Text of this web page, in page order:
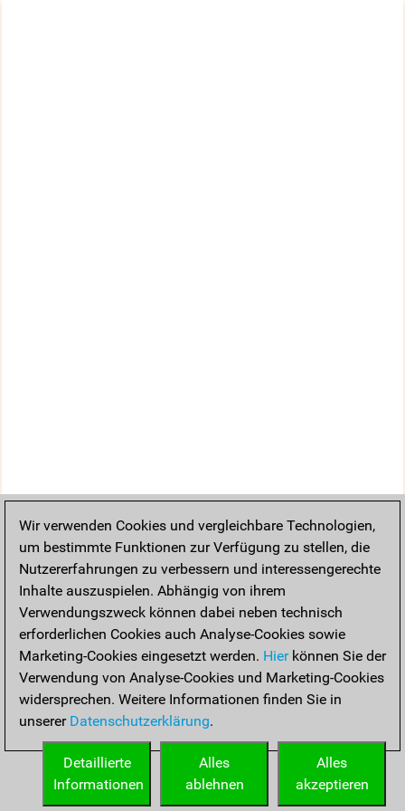
Wir verwenden Cookies und vergleichbare Technologien,
um bestimmte Funktionen zur Verfügung zu stellen, die
Nutzererfahrungen zu verbessern und interessengerechte
Inhalte auszuspielen. Abhängig von ihrem
Verwendungszweck können dabei neben technisch
erforderlichen Cookies auch Analyse-Cookies sowie
Marketing-Cookies eingesetzt werden. Hierkönnen Sie der
Verwendung von Analyse-Cookies und Marketing-Cookies
widersprechen. Weitere Informationen finden Sie in
unserer Datenschutzerklärung.
Alles
akzeptieren
Alles
ablehnen
Detaillierte
Informationen